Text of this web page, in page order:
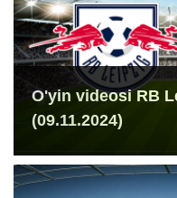
O'yin videosi RB
(09.11.2024)